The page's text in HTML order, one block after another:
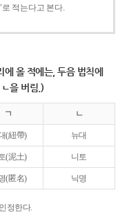
로 적는다고 본다.
에 올 적에는, 두음 법칙에
을 버림.)
ㄱ ㄴ
(紐帶) 뉴대
(泥土) 니토
(匿名) 닉명
정한다.